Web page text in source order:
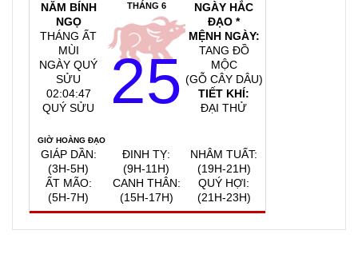
NĂM BÍNH
NGỌ
THÁNG ẤT
MÙI
NGÀY QUÝ
SỬU
02:04:48
QUÝ SỬU
THÁNG 6
25
NGÀY HẮC
ĐẠO *
MỆNH NGÀY:
TANG ĐỒ
MỘC
(GỖ CÂY DÂU)
TIẾT KHÍ:
ĐẠI THỬ
GIỜ HOÀNG ĐẠO
GIÁP DẦN:
(3H-5H)
ẤT MÃO:
(5H-7H)
ĐINH TỴ:
(9H-11H)
CANH THÂN:
(15H-17H)
NHÂM TUẤT:
(19H-21H)
QUÝ HỢI:
(21H-23H)